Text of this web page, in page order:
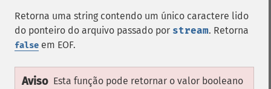
Retorna uma string contendo um único caractere lido
do ponteiro do arquivo passado por stream. Retorna
false em EOF.
Aviso Esta função pode retornar o valor booleano